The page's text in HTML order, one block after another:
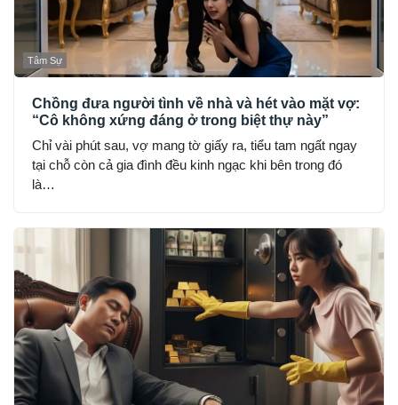
Tâm Sự
Chồng đưa người tình về nhà và hét vào mặt vợ:
“Cô không xứng đáng ở trong biệt thự này”
Chỉ vài phút sau, vợ mang tờ giấy ra, tiểu tam ngất ngay
tại chỗ còn cả gia đình đều kinh ngạc khi bên trong đó
là…